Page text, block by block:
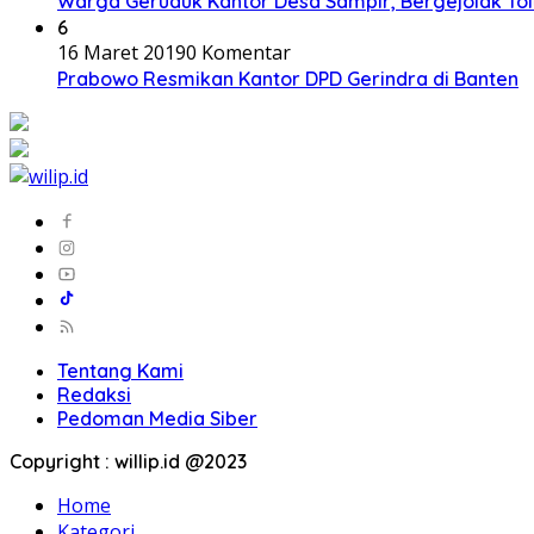
6
16 Maret 20190 Komentar
Prabowo Resmikan Kantor DPD Gerindra di Banten
Tentang Kami
Redaksi
Pedoman Media Siber
Copyright : willip.id @2023
Home